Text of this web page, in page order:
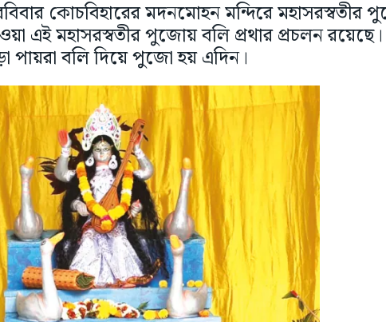
রবিবার কোচবিহারের মদনমোহন মন্দিরে মহাসরস্বতীর
এই মহাসরস্বতীর পুজোয় বলি প্রথার প্রচলন
পায়রা বলি দিয়ে পুজো হয় এদিন।